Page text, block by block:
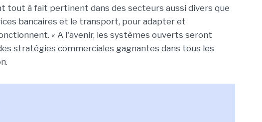
tout à fait pertinent dans des secteurs aussi divers que
bancaires et le transport, pour adapter et
« A l'avenir, les systèmes ouverts seront
stratégies commerciales gagnantes dans tous les